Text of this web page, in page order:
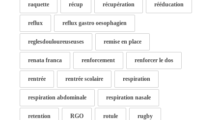
raquette récup récupération rééducation
reflux reflux gastro oesophagien
reglesdouloureuseuses remise en place
renata franca renforcement renforcer le dos
rentrée rentrée scolaire respiration
respiration abdominale respiration nasale
retention RGO rotule rugby